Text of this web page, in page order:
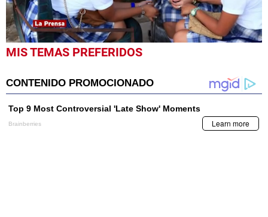
0
seconds
minutes,
0
MIS TEMAS PREFERIDOS